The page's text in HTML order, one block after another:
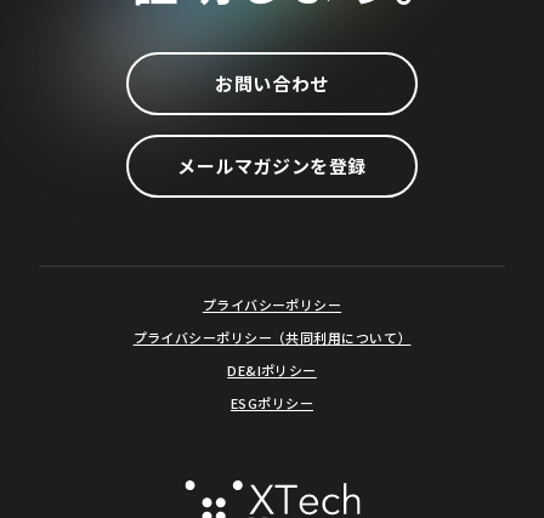
お問い合わせ
メールマガジンを登録
プライバシーポリシー
プライバシーポリシー（共同利用について）
DE&Iポリシー
ESGポリシー